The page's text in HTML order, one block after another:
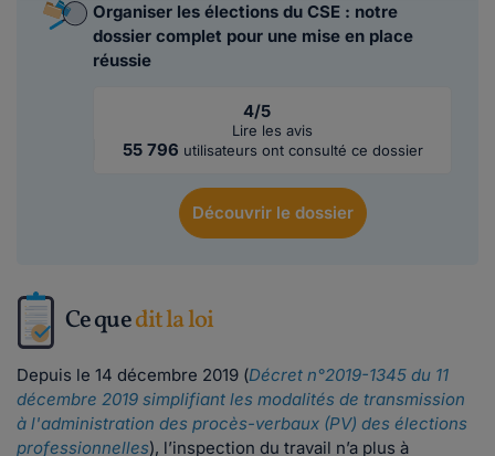
Organiser les élections du CSE : notre
dossier complet pour une mise en place
réussie
4/5
Lire les avis
55 796 utilisateurs ont consulté ce dossier
Découvrirle dossier
Ce quedit la loi
Depuis le 14 décembre 2019 (Décret n°2019-1345 du 11
décembre 2019 simplifiant les modalités de transmission
à l'administration des procès-verbaux (PV) des élections
professionnelles), l’inspection du travail n’a plus à